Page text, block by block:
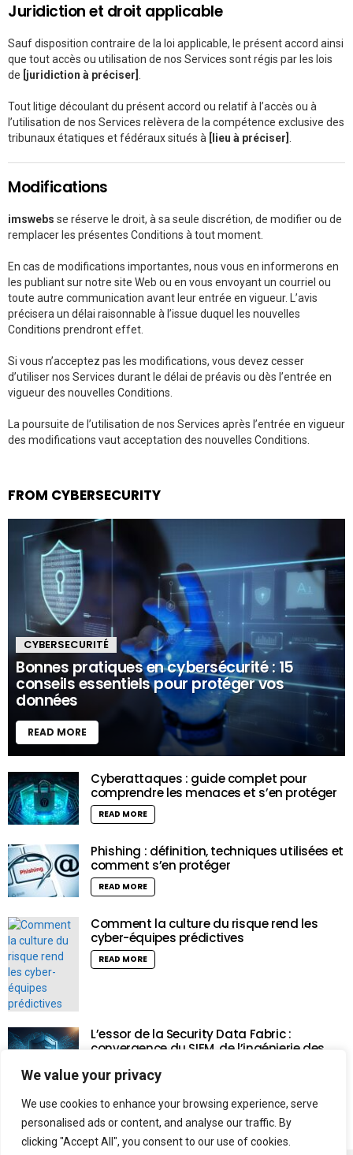
We value your privacy
We use cookies to enhance your browsing experience, serve
personalised ads or content, and analyse our traffic. By
clicking "Accept All", you consent to our use of cookies.
Juridiction et droit applicable
Sauf disposition contraire de la loi applicable, le présent accord ainsi
que tout accès ou utilisation de nos Services sont régis par les lois
de [juridiction à préciser]
Tout litige découlant du présent accord ou relatif à l’accès ou à
l’utilisation de nos Services relèvera de la compétence exclusive des
tribunaux étatiques et fédéraux situés à
[lieu à préciser]
Modifications
imswebs se réserve le droit, à sa seule discrétion, de modifier ou de
remplacer les présentes Conditions à tout moment.
En cas de modifications importantes, nous vous en informerons en
les publiant sur notre site Web ou en vous envoyant un courriel ou
toute autre communication avant leur entrée en vigueur. L’avis
précisera un délai raisonnable à l’issue duquel les nouvelles
Conditions prendront effet.
Si vous n’acceptez pas les modifications, vous devez cesser
d’utiliser nos Services durant le délai de préavis ou dès l’entrée en
vigueur des nouvelles Conditions.
La poursuite de l’utilisation de nos Services après l’entrée en vigueur
des modifications vaut acceptation des nouvelles Conditions.
FROM CYBERSECURITY
CYBERSECURITÉ
Bonnes pratiques en cybersécurité : 15
conseils essentiels pour protéger vos
données
READ MORE
Cyberattaques : guide complet pour
comprendre les menaces et s’en protéger
READ MORE
Phishing : définition, techniques utilisées et
comment s’en protéger
READ MORE
Comment la culture du risque rend les
cyber-équipes prédictives
READ MORE
L’essor de la Security Data Fabric :
convergence du SIEM, de l’ingénierie des
READ MORE